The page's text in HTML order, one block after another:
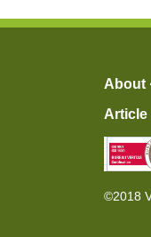
About
Article
©2018